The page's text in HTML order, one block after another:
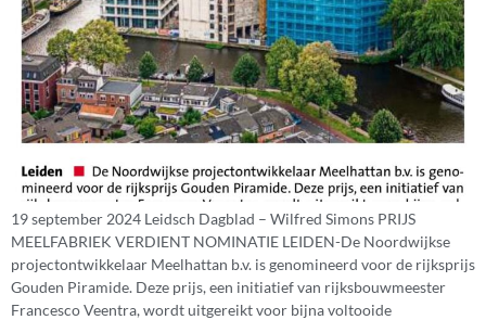
19 september 2024 Leidsch Dagblad – Wilfred Simons PRIJS
MEELFABRIEK VERDIENT NOMINATIE LEIDEN-De Noordwijkse
projectontwikkelaar Meelhattan b.v. is genomineerd voor de rijksprijs
Gouden Piramide. Deze prijs, een initiatief van rijksbouwmeester
Francesco Veentra, wordt uitgereikt voor bijna voltooide